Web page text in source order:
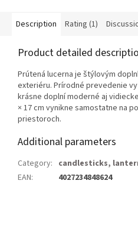
Description Rating (1)
Product detailed
Prútená lucerna je štýlovým
exteriéru. Prírodné prevedenie
krásne doplní moderné aj
× 17 cm vynikne samostatne na
priestoroch.
Additional parameters
Category: candlesticks,
EAN: 4027234848624